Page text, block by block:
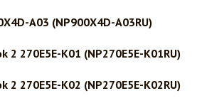
A03 (NP900X4D-A03RU)
2 270E5E-K01 (NP270E5E-K01RU)
2 270E5E-K02 (NP270E5E-K02RU)